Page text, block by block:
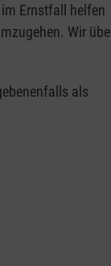
Ernstfall helfen
Wir
als